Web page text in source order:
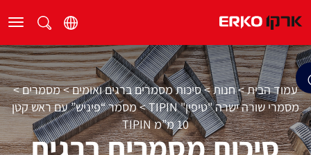
עמוד הבית>חנות>סיכות מסמרים ברגים ואומים>מסמרים>
מסמרי שורה ישרה "טיפין" TIPIN
>מסמר “פיניש” עם ראש קטן
10 מ”מ TIPIN